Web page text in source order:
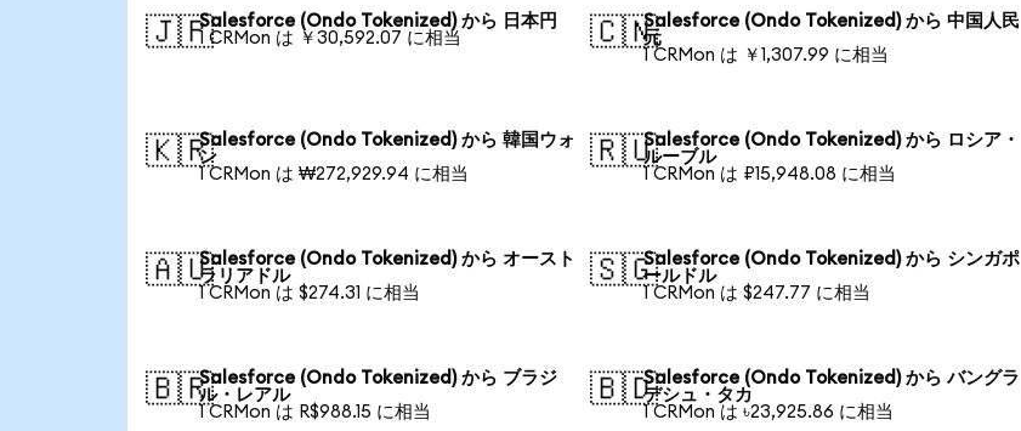
🇯🇵Salesforce (Ondo Tokenized) から 日本円
1 CRMon は ￥30,592.07 に相当
🇨🇳Salesforce (Ondo Tokenized) から 中国人民
元
1 CRMon は ￥1,307.99 に相当
🇰🇷Salesforce (Ondo Tokenized) から 韓国ウォ
ン
1 CRMon は ₩272,929.94 に相当
🇷🇺Salesforce (Ondo Tokenized) から ロシア・
ルーブル
1 CRMon は ₽15,948.08 に相当
🇦🇺Salesforce (Ondo Tokenized) から オースト
ラリアドル
1 CRMon は $274.31 に相当
🇸🇬Salesforce (Ondo Tokenized) から シンガポ
ールドル
1 CRMon は $247.77 に相当
🇧🇷Salesforce (Ondo Tokenized) から ブラジ
ル・レアル
1 CRMon は R$988.15 に相当
🇧🇩Salesforce (Ondo Tokenized) から バングラ
デシュ・タカ
1 CRMon は ৳23,925.86 に相当